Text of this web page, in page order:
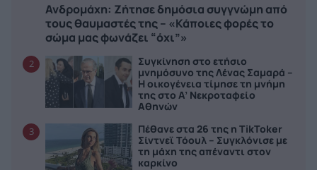
Ανδρομάχη: Ζήτησε δημόσια συγγνώμη από
τους θαυμαστές της – «Κάποιες φορές το
σώμα μας φωνάζει “όχι”»
2
Συγκίνηση στο ετήσιο
μνημόσυνο της Λένας Σαμαρά –
Η οικογένεια τίμησε τη μνήμη
της στο Α’ Νεκροταφείο
Αθηνών
3
Πέθανε στα 26 της η TikToker
Σίντνεϊ Τόουλ – Συγκλόνισε με
τη μάχη της απέναντι στον
καρκίνο